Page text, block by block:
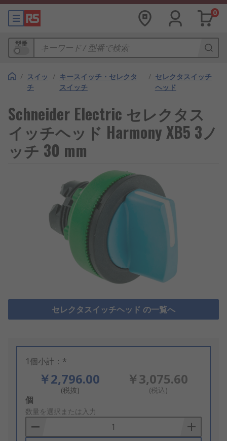
0
型番
/ スイッ
チ
/ キースイッチ・セレクタ
スイッチ
/ セレクタスイッチ
ヘッド
Schneider Electric セレクタス
イッチヘッド Harmony XB5 3ノ
ッチ 30 mm
セレクタスイッチヘッド の一覧へ
1個小計：*
￥2,796.00
(税抜)
￥3,075.60
(税込)
Add
to
Basket
個
数量を選択または入力